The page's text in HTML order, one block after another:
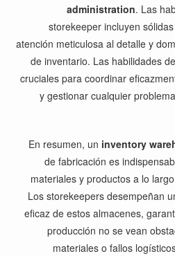
administration. Las
storekeeper incluyen
atención meticulosa al detalle y
de inventario. Las habilidades
cruciales para coordinar
y gestionar cualquier
En resumen, un inventory
de fabricación es
materiales y productos a lo
Los storekeepers desempeñan
eficaz de estos almacenes,
producción no se vean
materiales o fallos